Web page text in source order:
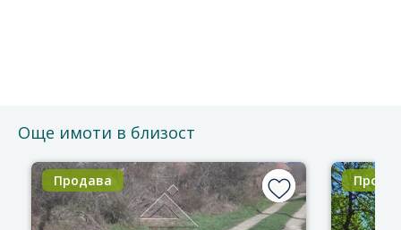
Още имоти в близост
Продава